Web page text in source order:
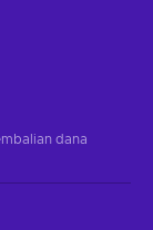
dana